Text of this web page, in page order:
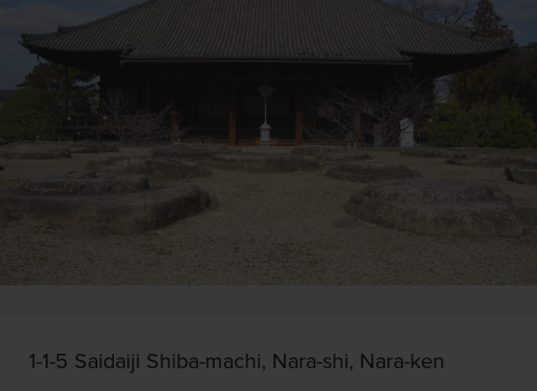
1-1-5 Saidaiji Shiba-machi, Nara-shi, Nara-ken